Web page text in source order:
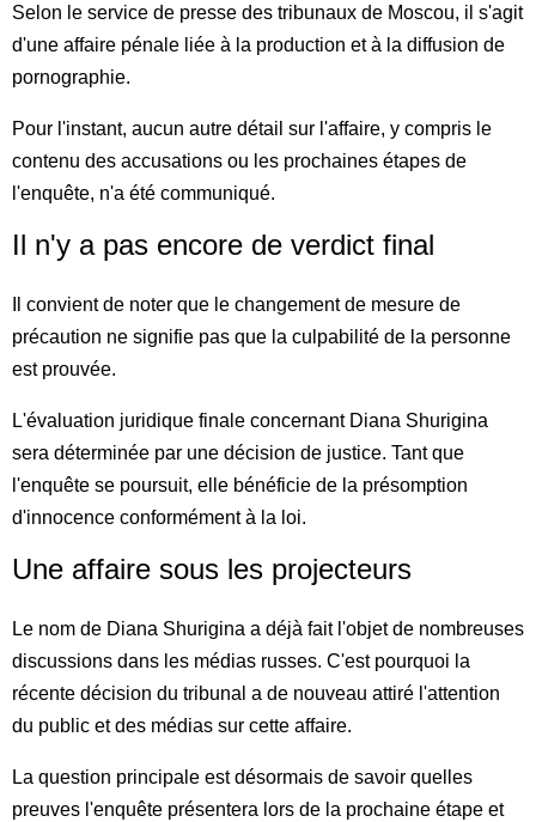
Selon le service de presse des tribunaux de Moscou, il s'agit
d'une affaire pénale liée à la production et à la diffusion de
pornographie.
Pour l'instant, aucun autre détail sur l'affaire, y compris le
contenu des accusations ou les prochaines étapes de
l'enquête, n'a été communiqué.
Il n'y a pas encore de verdict final
Il convient de noter que le changement de mesure de
précaution ne signifie pas que la culpabilité de la personne
est prouvée.
L'évaluation juridique finale concernant Diana Shurigina
sera déterminée par une décision de justice. Tant que
l'enquête se poursuit, elle bénéficie de la présomption
d'innocence conformément à la loi.
Une affaire sous les projecteurs
Le nom de Diana Shurigina a déjà fait l'objet de nombreuses
discussions dans les médias russes. C'est pourquoi la
récente décision du tribunal a de nouveau attiré l'attention
du public et des médias sur cette affaire.
La question principale est désormais de savoir quelles
preuves l'enquête présentera lors de la prochaine étape et